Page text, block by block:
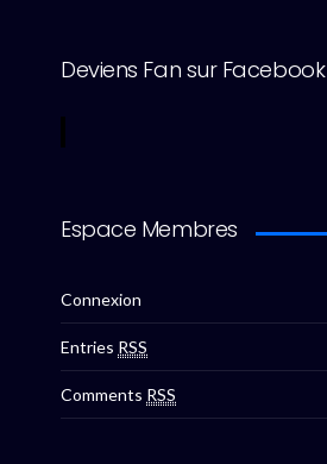
Deviens Fan sur Facebook
Espace Membres
Connexion
Entries RSS
Comments RSS